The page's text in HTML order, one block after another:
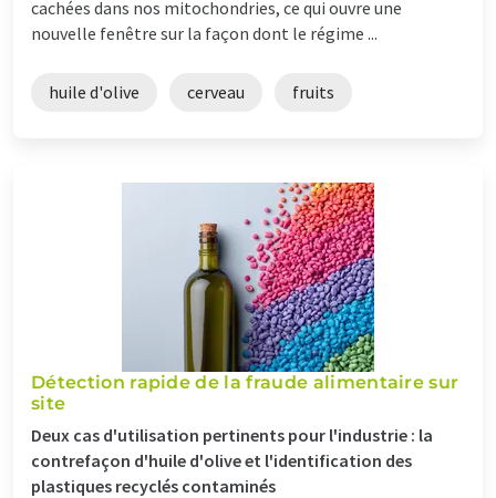
cachées dans nos mitochondries, ce qui ouvre une
nouvelle fenêtre sur la façon dont le régime ...
huile d'olive cerveau fruits
Détection rapide de la fraude alimentaire sur
site
Deux cas d'utilisation pertinents pour l'industrie : la
contrefaçon d'huile d'olive et l'identification des
plastiques recyclés contaminés